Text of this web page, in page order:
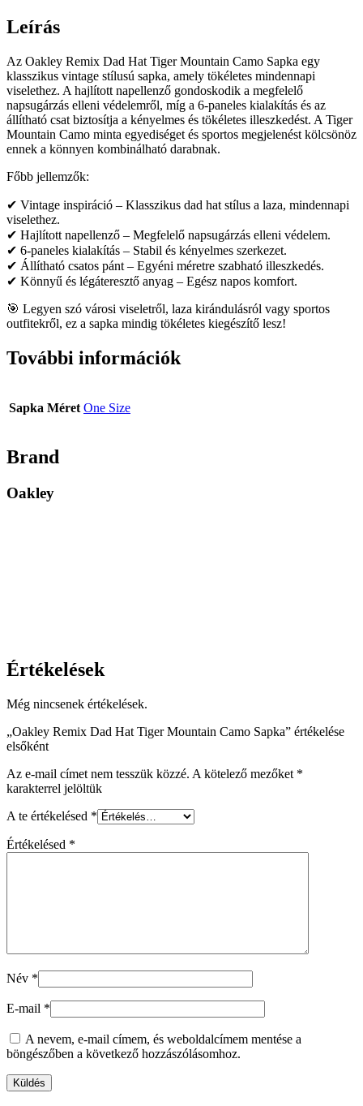
Leírás
Az Oakley Remix Dad Hat Tiger Mountain Camo Sapka egy
klasszikus vintage stílusú sapka, amely tökéletes mindennapi
viselethez. A hajlított napellenző gondoskodik a megfelelő
napsugárzás elleni védelemről, míg a 6-paneles kialakítás és az
állítható csat biztosítja a kényelmes és tökéletes illeszkedést. A Tiger
Mountain Camo minta egyediséget és sportos megjelenést kölcsönöz
ennek a könnyen kombinálható darabnak.
Főbb jellemzők:
✔ Vintage inspiráció – Klasszikus dad hat stílus a laza, mindennapi
viselethez.
✔ Hajlított napellenző – Megfelelő napsugárzás elleni védelem.
✔ 6-paneles kialakítás – Stabil és kényelmes szerkezet.
✔ Állítható csatos pánt – Egyéni méretre szabható illeszkedés.
✔ Könnyű és légáteresztő anyag – Egész napos komfort.
🎯 Legyen szó városi viseletről, laza kirándulásról vagy sportos
outfitekről, ez a sapka mindig tökéletes kiegészítő lesz!
További információk
Sapka Méret One Size
Brand
Oakley
Értékelések
Még nincsenek értékelések.
„Oakley Remix Dad Hat Tiger Mountain Camo Sapka” értékelése
elsőként
Az e-mail címet nem tesszük közzé. A kötelező mezőket *
karakterrel jelöltük
A te értékelésed *
Értékelésed *
Név *
E-mail *
A nevem, e-mail címem, és weboldalcímem mentése a
böngészőben a következő hozzászólásomhoz.